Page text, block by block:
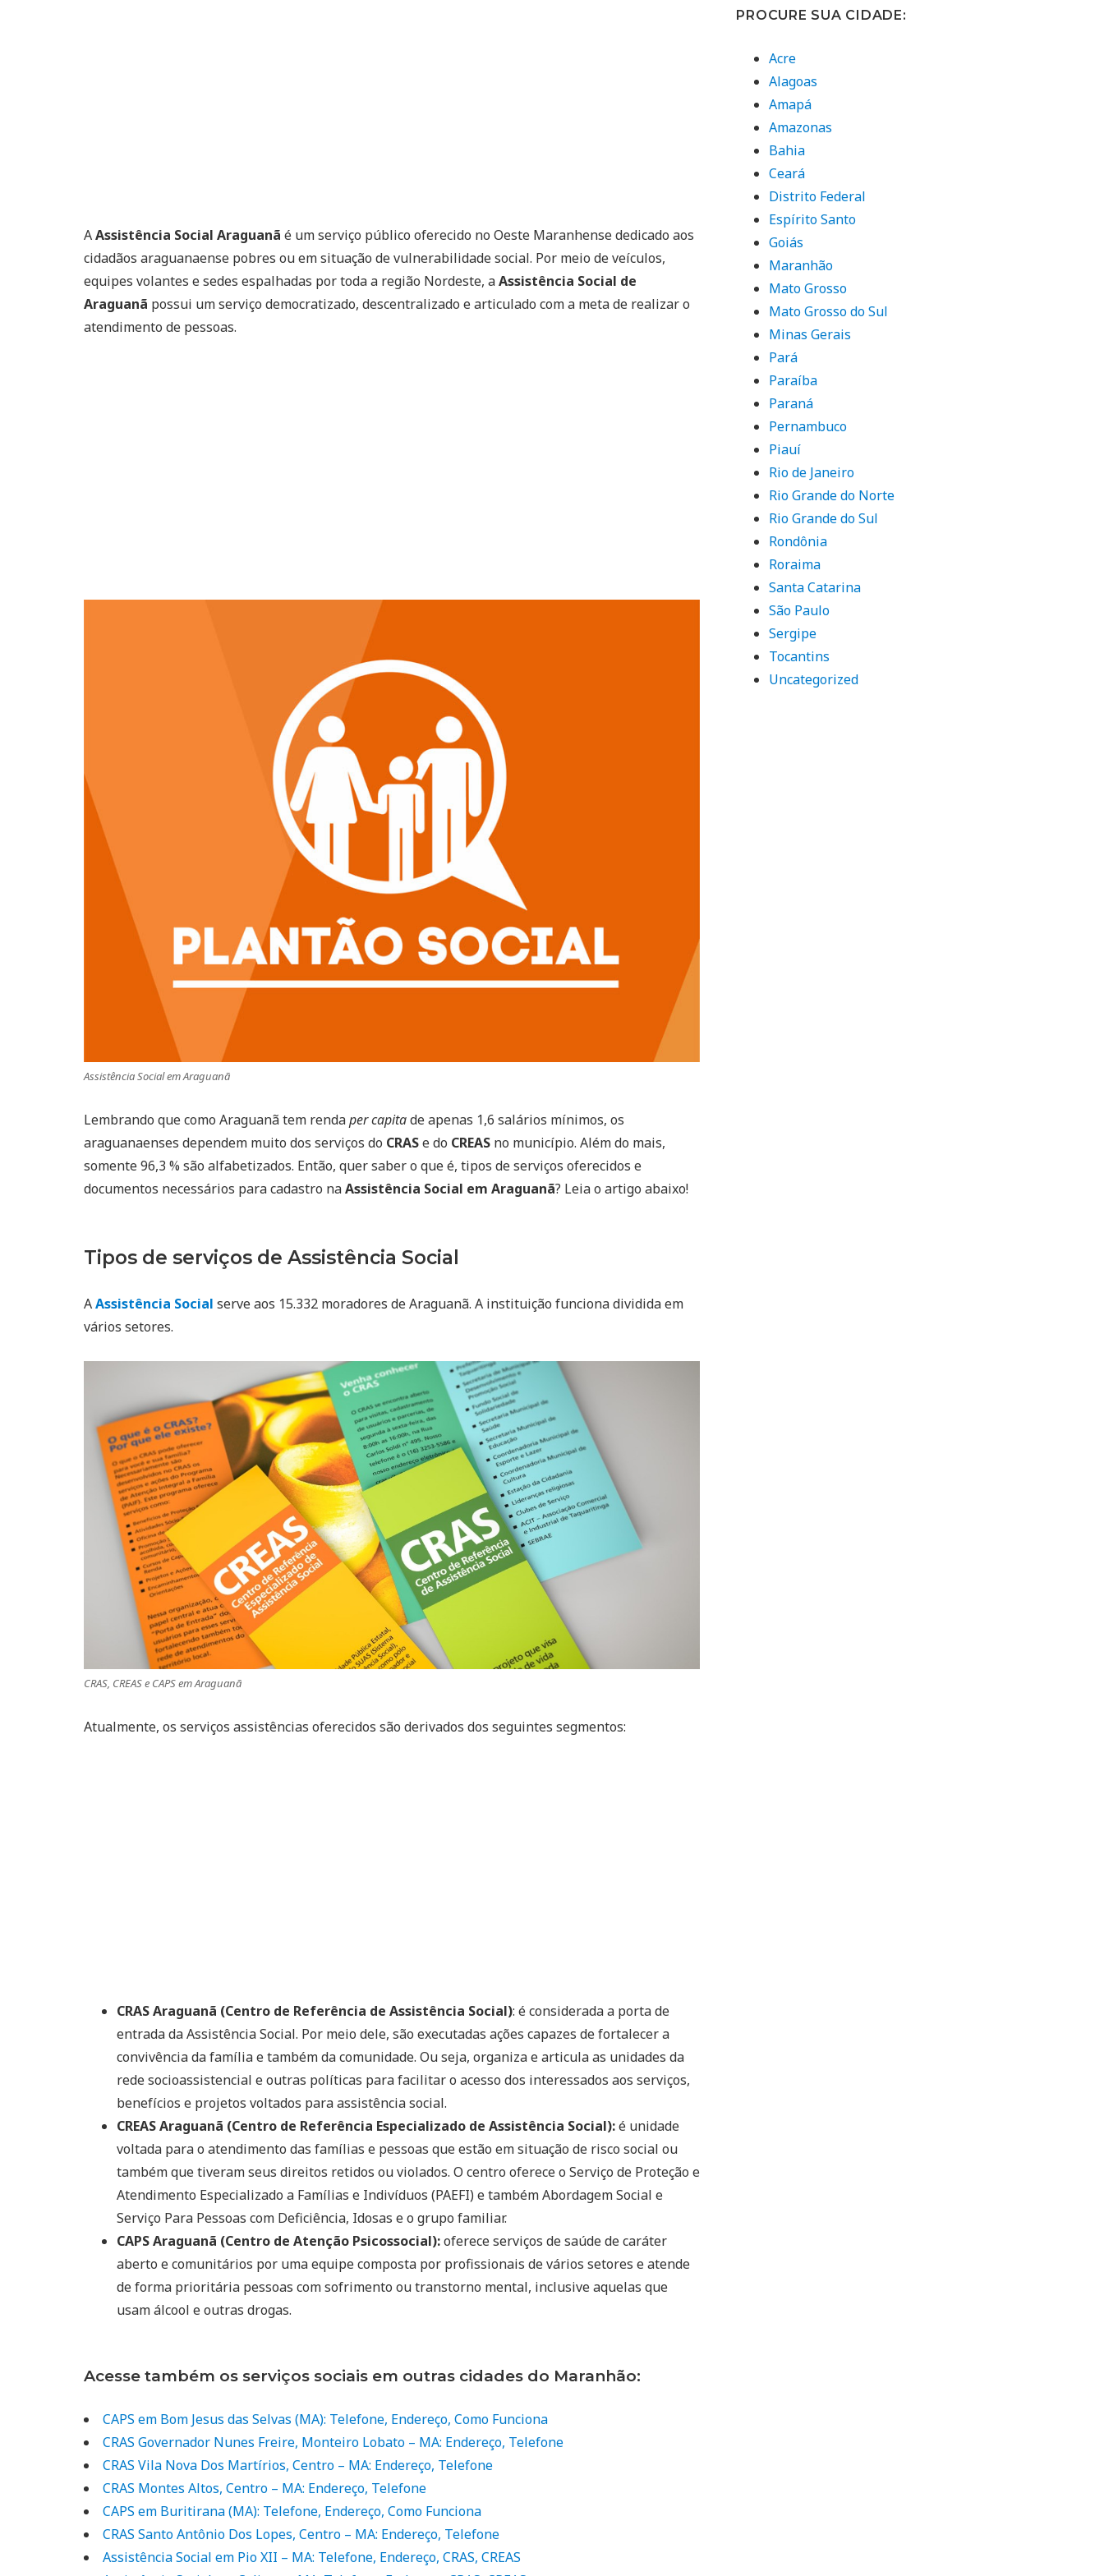
AAssistência Social Araguanã é um serviço público oferecido no Oeste Maranhense dedicado aos
cidadãos araguanaense pobres ou em situação de vulnerabilidade social. Por meio de veículos,
equipes volantes e sedes espalhadas por toda a região Nordeste, aAssistência Social de
Araguanã possui um serviço democratizado, descentralizado e articulado com a meta de realizar o
atendimento de pessoas.
Assistência Social em Araguanã
Lembrando que como Araguanã tem rendaper capitade apenas 1,6 salários mínimos, os
araguanaenses dependem muito dos serviços do CRASe do CREAS no município. Além do mais,
somente 96,3 % são alfabetizados. Então, quer saber o que é, tipos de serviços oferecidos e
documentos necessários para cadastro naAssistência Social em Araguanã? Leia o artigo abaixo!
Tipos de serviços de Assistência Social
AAssistência Social serve aos 15.332 moradores de Araguanã. A instituição funciona dividida em
vários setores.
CRAS, CREAS e CAPS em Araguanã
Atualmente, os serviços assistências oferecidos são derivados dos seguintes segmentos:
CRAS Araguanã (Centro de Referência de Assistência Social): é considerada a porta de
entrada da Assistência Social. Por meio dele, são executadas ações capazes de fortalecer a
convivência da família e também da comunidade. Ou seja, organiza e articula as unidades da
rede socioassistencial e outras políticas para facilitar o acesso dos interessados aos serviços,
benefícios e projetos voltados para assistência social.
CREAS Araguanã (Centro de Referência Especializado de Assistência Social):é unidade
voltada para o atendimento das famílias e pessoas que estão em situação de risco social ou
também que tiveram seus direitos retidos ou violados. O centro oferece o Serviço de Proteção e
Atendimento Especializado a Famílias e Indivíduos (PAEFI) e também Abordagem Social e
Serviço Para Pessoas com Deficiência, Idosas e o grupo familiar.
CAPS Araguanã (Centro de Atenção Psicossocial):oferece serviços de saúde de caráter
aberto e comunitários por uma equipe composta por profissionais de vários setores e atende
de forma prioritária pessoas com sofrimento ou transtorno mental, inclusive aquelas que
usam álcool e outras drogas.
Acesse também os serviços sociais em outras cidades do Maranhão:
CAPS em Bom Jesus das Selvas (MA): Telefone, Endereço, Como Funciona
CRAS Governador Nunes Freire, Monteiro Lobato – MA: Endereço, Telefone
CRAS Vila Nova Dos Martírios, Centro – MA: Endereço, Telefone
CRAS Montes Altos, Centro – MA: Endereço, Telefone
CAPS em Buritirana (MA): Telefone, Endereço, Como Funciona
CRAS Santo Antônio Dos Lopes, Centro – MA: Endereço, Telefone
Assistência Social em Pio XII – MA: Telefone, Endereço, CRAS, CREAS
PROCURE SUA CIDADE:
Acre
Alagoas
Amapá
Amazonas
Bahia
Ceará
Distrito Federal
Espírito Santo
Goiás
Maranhão
Mato Grosso
Mato Grosso do Sul
Minas Gerais
Pará
Paraíba
Paraná
Pernambuco
Piauí
Rio de Janeiro
Rio Grande do Norte
Rio Grande do Sul
Rondônia
Roraima
Santa Catarina
São Paulo
Sergipe
Tocantins
Uncategorized